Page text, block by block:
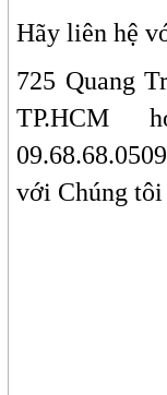
Hãy liên hệ
725 Quang
TP.HCM
với Chúng